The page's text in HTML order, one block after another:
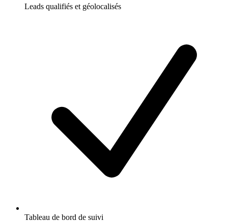
Leads qualifiés et géolocalisés
Tableau de bord de suivi